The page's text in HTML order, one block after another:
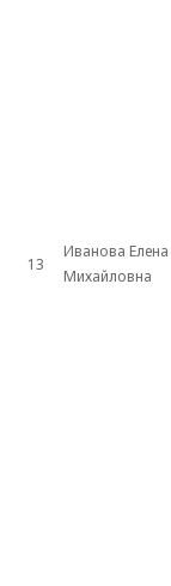
13
Иванова Елена
Михайловна